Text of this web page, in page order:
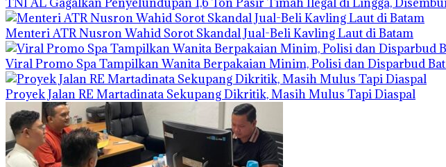
Menteri ATR Nusron Wahid Sorot Skandal Jual-Beli Kavling Laut di Batam
Viral Promo Spa Tampilkan Wanita Berpakaian Minim, Polisi dan Disparbud
Proyek Jalan RE Martadinata Sekupang Dikritik, Masih Mulus Tapi Diaspal